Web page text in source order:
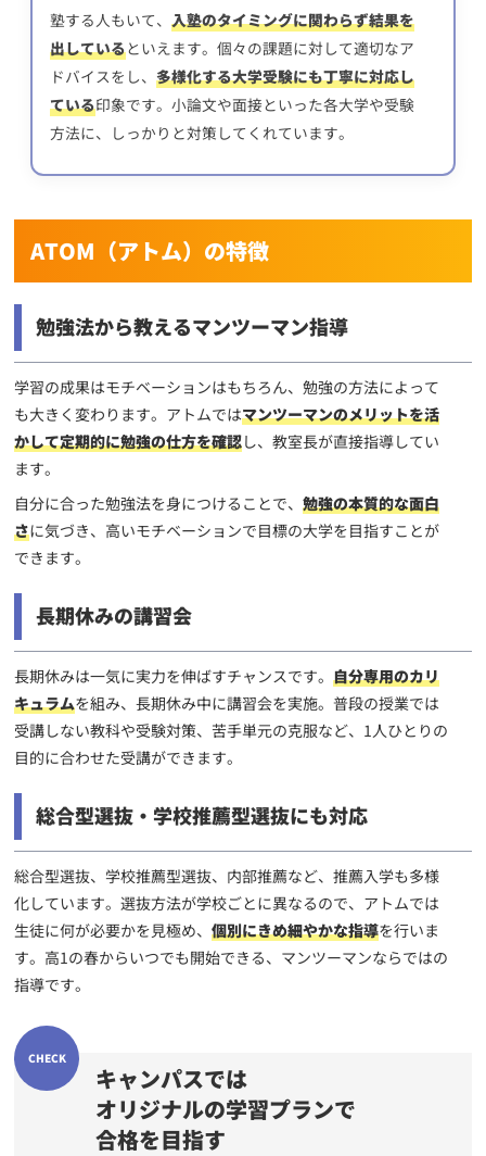
塾する人もいて、入塾のタイミングに関わらず結果を
出しているといえます。個々の課題に対して適切なア
ドバイスをし、多様化する大学受験にも丁寧に対応し
ている印象です。小論文や面接といった各大学や受験
方法に、しっかりと対策してくれています。
ATOM（アトム）の特徴
勉強法から教えるマンツーマン指導
学習の成果はモチベーションはもちろん、勉強の方法によって
も大きく変わります。アトムではマンツーマンのメリットを活
かして定期的に勉強の仕方を確認し、教室長が直接指導してい
ます。
自分に合った勉強法を身につけることで、勉強の本質的な面白
さに気づき、高いモチベーションで目標の大学を目指すことが
できます。
長期休みの講習会
長期休みは一気に実力を伸ばすチャンスです。自分専用のカリ
キュラムを組み、長期休み中に講習会を実施。普段の授業では
受講しない教科や受験対策、苦手単元の克服など、1人ひとりの
目的に合わせた受講ができます。
総合型選抜・学校推薦型選抜にも対応
総合型選抜、学校推薦型選抜、内部推薦など、推薦入学も多様
化しています。選抜方法が学校ごとに異なるので、アトムでは
生徒に何が必要かを見極め、個別にきめ細やかな指導を行いま
す。高1の春からいつでも開始できる、マンツーマンならではの
指導です。
キャンパスでは
オリジナルの学習プランで
合格を目指す